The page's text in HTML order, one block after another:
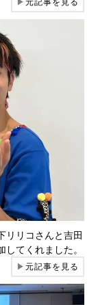
リリコさんと吉田
てくれました。
▶元記事を見る